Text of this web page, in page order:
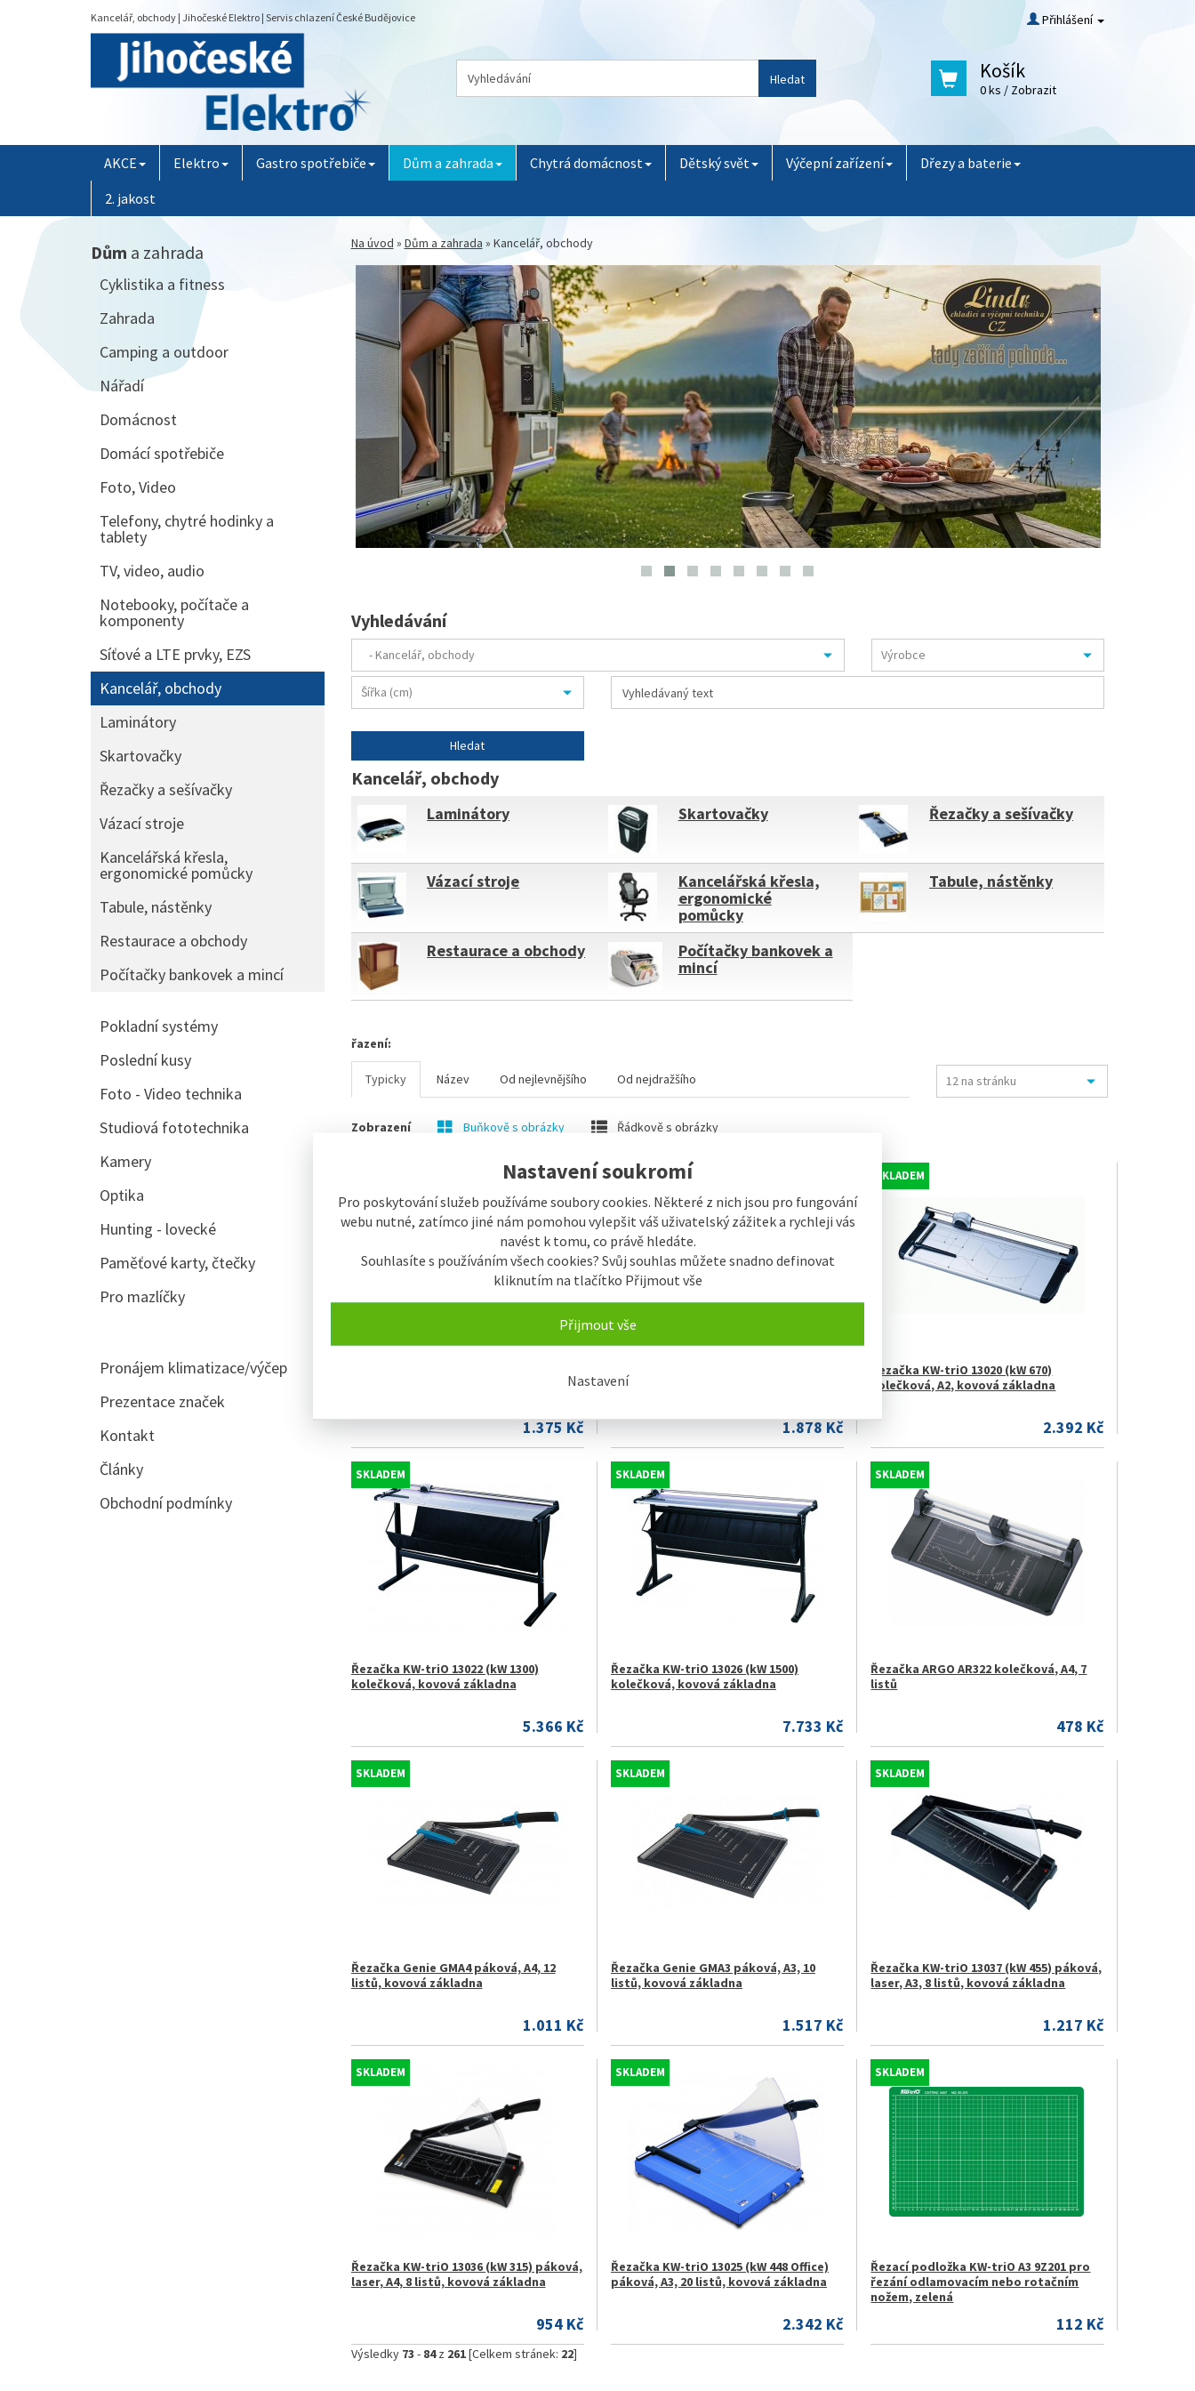
Nastavení soukromí
Pro poskytování služeb používáme soubory cookies. Některé z nich jsou pro fungování
webu nutné, zatímco jiné nám pomohou vylepšit váš uživatelský zážitek a rychleji vás
navést k tomu, co právě hledáte.
Souhlasíte s používáním všech cookies? Svůj souhlas můžete snadno definovat
kliknutím na tlačítko Přijmout vše
Přijmout vše
Nastavení
Kancelář, obchody | Jihočeské Elektro | Servis chlazení České Budějovice Přihlášení
Hledat Košík
0 ks / Zobrazit
AKCE Elektro Gastro spotřebiče Dům a zahrada Chytrá domácnost Dětský svět Výčepní zařízení
Dřezy a baterie
2. jakost
Na úvod » Dům a zahrada » Kancelář, obchody
Vyhledávání
Kancelář, obchody
Laminátory Skartovačky Řezačky a sešívačky
Vázací stroje
Kancelářská křesla,
ergonomické
pomůcky
Tabule, nástěnky
Restaurace a obchody
Počítačky bankovek a
mincí
řazení:
Typicky Název Od nejlevnějšího Od nejdražšího
Zobrazení Buňkově s obrázky Řádkově s obrázky
1.375 Kč
SKLADEM
kolečková, A3+, kovová základna
1.878 Kč
SKLADEM
Řezačka KW-triO 13020 (kW 670)
kolečková, A2, kovová základna
2.392 Kč
SKLADEM
Řezačka KW-triO 13022 (kW 1300)
kolečková, kovová základna
5.366 Kč
SKLADEM
Řezačka KW-triO 13026 (kW 1500)
kolečková, kovová základna
7.733 Kč
SKLADEM
Řezačka ARGO AR322 kolečková, A4, 7
listů
478 Kč
SKLADEM
Řezačka Genie GMA4 páková, A4, 12
listů, kovová základna
1.011 Kč
SKLADEM
Řezačka Genie GMA3 páková, A3, 10
listů, kovová základna
1.517 Kč
SKLADEM
Řezačka KW-triO 13037 (kW 455) páková,
laser, A3, 8 listů, kovová základna
1.217 Kč
SKLADEM
Řezačka KW-triO 13036 (kW 315) páková,
laser, A4, 8 listů, kovová základna
954 Kč
SKLADEM
Řezačka KW-triO 13025 (kW 448 Office)
páková, A3, 20 listů, kovová základna
2.342 Kč
SKLADEM
Řezací podložka KW-triO A3 9Z201 pro
řezání odlamovacím nebo rotačním
nožem, zelená
112 Kč
Výsledky 73 - 84z 261[Celkem stránek: 22]
Dům a zahrada
Cyklistika a fitness
Zahrada
Camping a outdoor
Nářadí
Domácnost
Domácí spotřebiče
Foto, Video
Telefony, chytré hodinky a
tablety
TV, video, audio
Notebooky, počítače a
komponenty
Síťové a LTE prvky, EZS
Kancelář, obchody
Laminátory
Skartovačky
Řezačky a sešívačky
Vázací stroje
Kancelářská křesla,
ergonomické pomůcky
Tabule, nástěnky
Restaurace a obchody
Počítačky bankovek a mincí
Pokladní systémy
Poslední kusy
Foto - Video technika
Studiová fototechnika
Kamery
Optika
Hunting - lovecké
Paměťové karty, čtečky
Pro mazlíčky
Pronájem klimatizace/výčep
Prezentace značek
Kontakt
Články
Obchodní podmínky